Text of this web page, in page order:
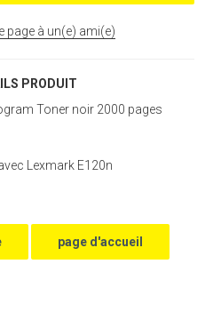
page à un(e) ami(e)
PRODUIT
Toner noir 2000 pages
Lexmark E120n